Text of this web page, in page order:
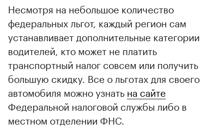
00:00
Несмотря на небольшое количество
федеральных льгот, каждый регион сам
устанавливает дополнительные категории
водителей, кто может не платить
транспортный налог совсем или получить
большую скидку. Все о льготах для своего
автомобиля можно узнать на сайте
Федеральной налоговой службы либо в
местном отделении ФНС.